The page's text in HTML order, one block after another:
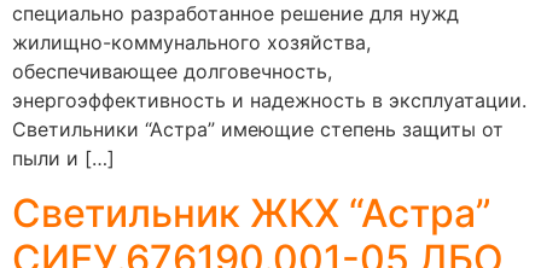
специально разработанное решение для нужд
жилищно-коммунального хозяйства,
обеспечивающее долговечность,
энергоэффективность и надежность в эксплуатации.
Светильники “Астра” имеющие степень защиты от
пыли и […]
Светильник ЖКХ “Астра”
СИЕУ.676190.001-05 ДБО